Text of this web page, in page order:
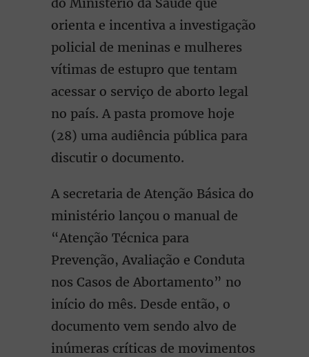
orienta e incentiva a investigação
policial de meninas e mulheres
vítimas de estupro que tentam
acessar o serviço de aborto legal
no país. A pasta promove hoje
(28) uma audiência pública para
discutir o documento.
A secretaria de Atenção Básica do
ministério lançou o manual de
“Atenção Técnica para
Prevenção, Avaliação e Conduta
nos Casos de Abortamento” no
início do mês. Desde então, o
documento vem sendo alvo de
inúmeras críticas de movimentos